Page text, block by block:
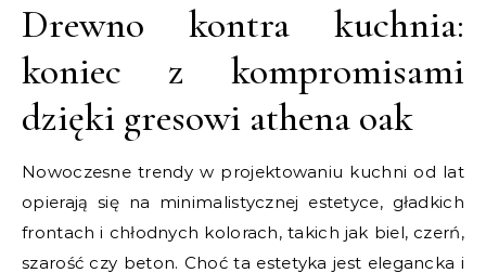
Drewno kontra kuchnia:
koniec z kompromisami
dzięki gresowi athena oak
Nowoczesne trendy w projektowaniu kuchni od lat
opierają się na minimalistycznej estetyce, gładkich
frontach i chłodnych kolorach, takich jak biel, czerń,
szarość czy beton. Choć ta estetyka jest elegancka i